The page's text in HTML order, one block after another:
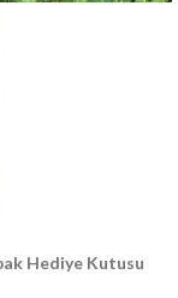
Hediye Kutusu